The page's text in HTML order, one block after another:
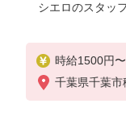
シエロのスタッ
時給1500円〜
※残業代支給
★交通費別途
千葉県千葉市